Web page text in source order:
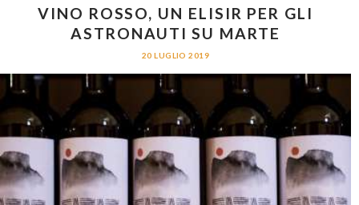
VINO ROSSO, UN ELISIR PER GLI
ASTRONAUTI SU MARTE
20 LUGLIO 2019